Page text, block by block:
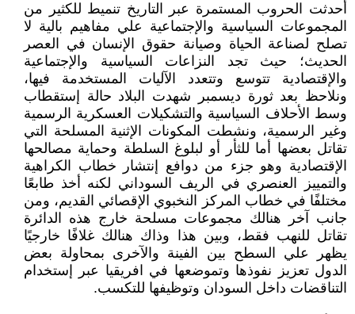
أحدثت الحروب المستمرة عبر التاريخ تنميط للكثير من
المجموعات السياسية والإجتماعية علي مفاهيم بالية لا
تصلح لصناعة الحياة وصيانة حقوق الإنسان في العصر
الحديث؛ حيث تجد النزاعات السياسية والإجتماعية
والإقتصادية تتوسع وتتعدد الآليات المستخدمة فيها،
ونلاحظ بعد ثورة ديسمبر شهدت البلاد حالة إستقطاب
وسط الأحلاف السياسية والتشكيلات العسكرية الرسمية
وغير الرسمية، ونشطت المكونات الإثنية المسلحة التي
تقاتل بعضها أما للثأر أو لبلوغ السلطة وحماية مصالحها
الإقتصادية وهو جزء من دوافع إنتشار خطاب الكراهية
والتمييز العنصري في الريف السوداني لكنه أخذ طابعًا
مختلفًا في خطاب المركز النخبوي الإقصائي القديم، ومن
جانب آخر هنالك مجموعات مسلحة خارج هذه الدائرة
تقاتل للنهب فقط، وبين هذا وذاك هنالك غلافًا خارجيًا
يظهر علي السطح بين الفينة والآخرى بمحاولة بعض
الدول تعزيز نفوذها وتموضعها في افريقيا عبر إستخدام
التناقضات داخل السودان وتوظيفها للتكسب.